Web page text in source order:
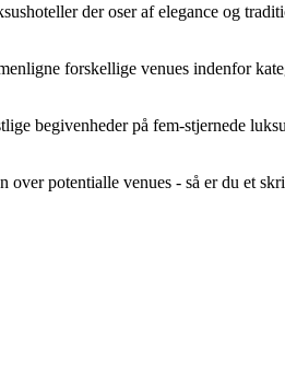
der oser af elegance og
forskellige venues indenfor
begivenheder på fem-stjernede
over potentialle venues - så er du et